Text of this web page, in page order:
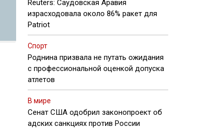
Reuters: Саудовская Аравия
израсходовала около 86% ракет для
Patriot
Спорт
Роднина призвала не путать ожидания
с профессиональной оценкой допуска
атлетов
В мире
Сенат США одобрил законопроект об
адских санкциях против России